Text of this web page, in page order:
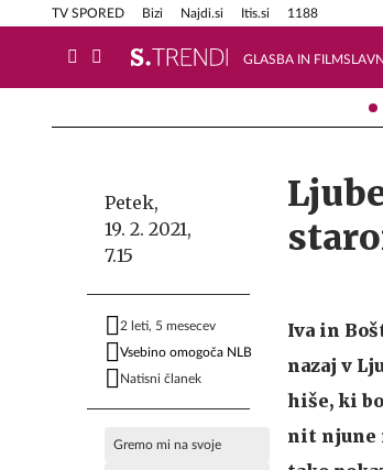
TV SPORED Bizi Najdi.si Itis.si 1188
GLASBA IN FILM
Info in obvestila Tehnik
Petek,
19. 2. 2021,
7.15
2 leti, 5 mesecev
Vsebino omogoča NLB
Natisni članek
Gremo mi na svoje
Iva in
nazaj v
hiše, ki
nit njune